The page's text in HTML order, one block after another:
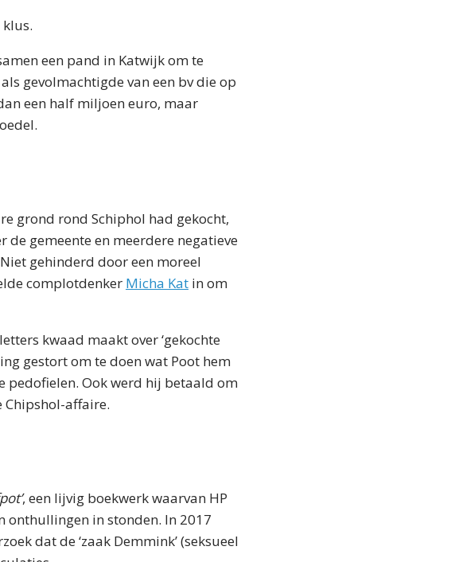
een pand in Katwijk om te
gevolmachtigde van een bv die op
een half miljoen euro, maar
grond rond Schiphol had gekocht,
gemeente en meerdere negatieve
gehinderd door een moreel
complotdenker Micha Kat in om
kwaad maakt over ‘gekochte
gestort om te doen wat Poot hem
pedofielen. Ook werd hij betaald om
Chipshol-affaire.
, een lijvig boekwerk waarvan HP
onthullingen in stonden. In 2017
dat de ‘zaak Demmink’ (seksueel